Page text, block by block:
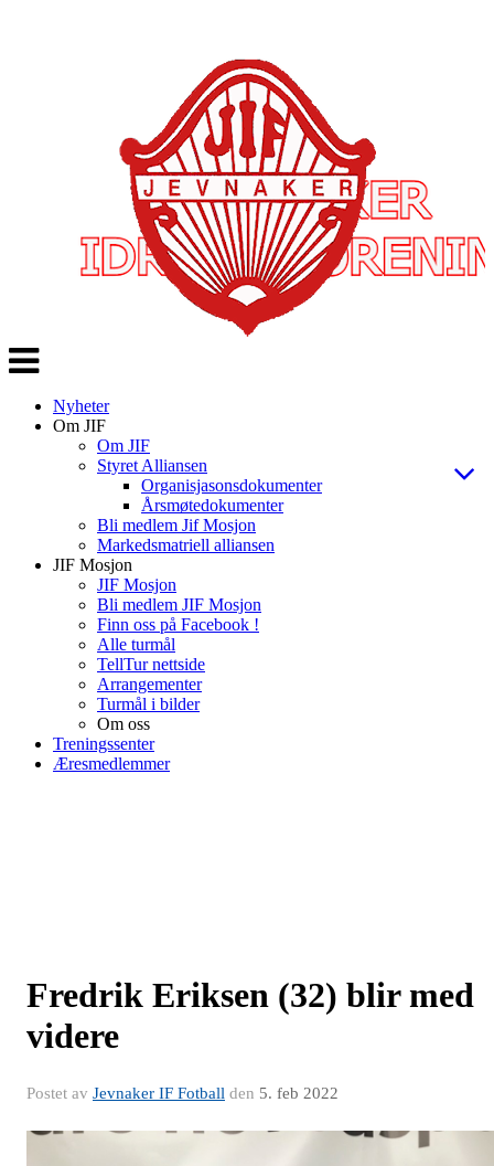
Veksle
navigasjon
Nyheter
Om JIF
Om JIF
Styret Alliansen
Organisjasonsdokumenter
Årsmøtedokumenter
Bli medlem Jif Mosjon
Markedsmatriell alliansen
JIF Mosjon
JIF Mosjon
Bli medlem JIF Mosjon
Finn oss på Facebook !
Alle turmål
TellTur nettside
Arrangementer
Turmål i bilder
Om oss
Treningssenter
Æresmedlemmer
Fredrik Eriksen (32) blir med
videre
Postet av Jevnaker IF Fotball den 5. feb 2022